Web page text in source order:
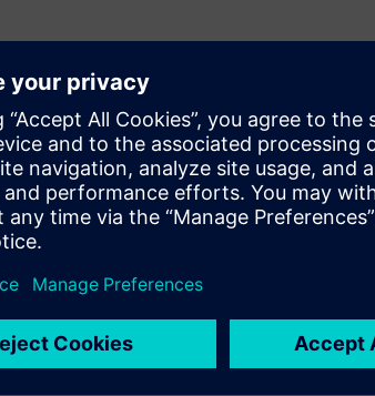
in HyperLynx Fast 3D
of the solver. In
resistive coupling